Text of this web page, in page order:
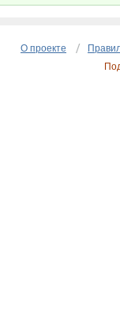
О проекте